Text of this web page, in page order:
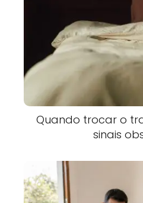
Quando trocar o
sinais